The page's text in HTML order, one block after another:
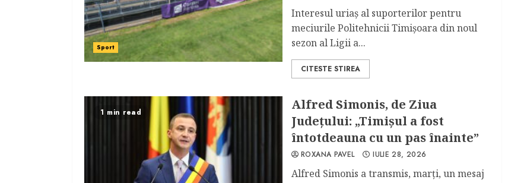
Sport
Interesul uriaș al suporterilor pentru
meciurile Politehnicii Timișoara din noul
sezon al Ligii a...
CITESTE STIREA
1 min read
Alfred Simonis, de Ziua
Judeţului: „Timișul a fost
întotdeauna cu un pas înainte”
ROXANA PAVEL IULIE 28, 2026
Alfred Simonis a transmis, marţi, un mesaj